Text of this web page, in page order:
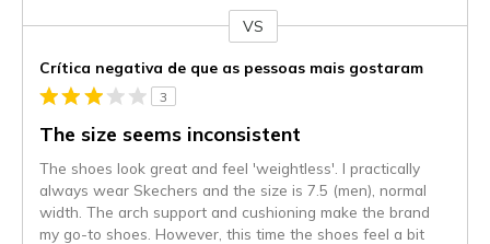
VS
Crítica negativa de que as pessoas mais gostaram
3
The size seems inconsistent
The shoes look great and feel 'weightless'. I practically
always wear Skechers and the size is 7.5 (men), normal
width. The arch support and cushioning make the brand
my go-to shoes. However, this time the shoes feel a bit